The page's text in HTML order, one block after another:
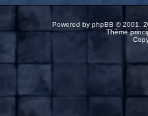
Powered by phpBB © 2001,
Thème